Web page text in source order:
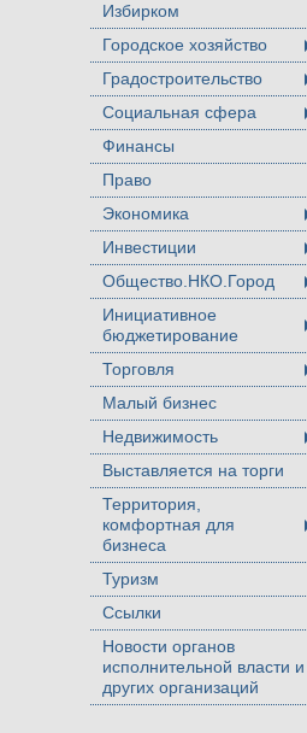
Избирком
Городское хозяйство
Градостроительство
Социальная сфера
Финансы
Право
Экономика
Инвестиции
Общество.НКО.Город
Инициативное
бюджетирование
Торговля
Малый бизнес
Недвижимость
Выставляется на торги
Территория,
комфортная для
бизнеса
Туризм
Ссылки
Новости органов
исполнительной власти и
других организаций